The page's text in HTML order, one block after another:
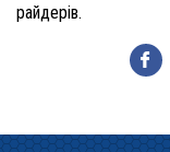
райдерів.